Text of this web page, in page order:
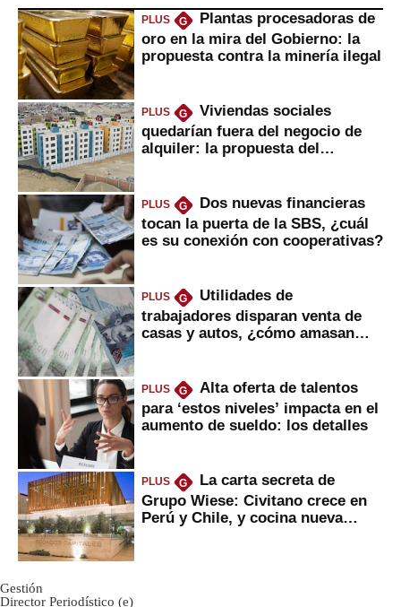
PLUS G
Plantas procesadoras de
oro en la mira del Gobierno: la
propuesta contra la minería ilegal
PLUS G
Viviendas sociales
quedarían fuera del negocio de
alquiler: la propuesta del
PLUS G
Dos nuevas financieras
tocan la puerta de la SBS, ¿cuál
es su conexión con cooperativas?
PLUS G
Utilidades de
trabajadores disparan venta de
casas y autos, ¿cómo amasan
PLUS G
Alta oferta de talentos
para ‘estos niveles’ impacta en el
aumento de sueldo: los detalles
PLUS G
La carta secreta de
Grupo Wiese: Civitano crece en
Perú y Chile, y cocina nueva
Gestión
Director Periodístico (e)